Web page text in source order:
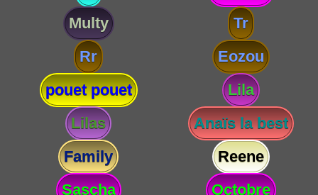
Multy
Tr
Rr
Eozou
pouet pouet
Lila
Lilas
Anaïs la best
Family
Reene
Sascha
Octobre